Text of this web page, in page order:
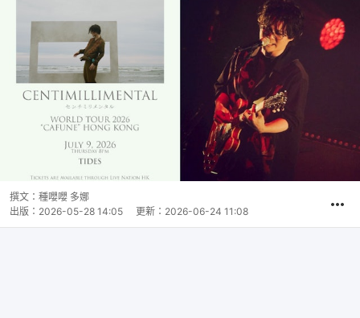
撰文： 種嚶嚶 多娜
出版： 2026-05-28 14:05 更新： 2026-06-24 11:08